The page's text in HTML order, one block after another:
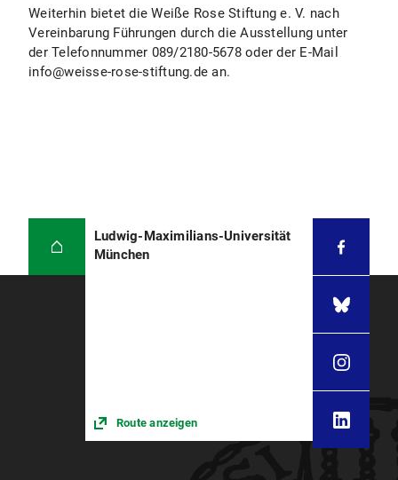
Weiterhin bietet die Weiße Rose Stiftung e. V. nach
Vereinbarung Führungen durch die Ausstellung unter
der Telefonnummer 089/2180-5678 oder der E-Mail
info@weisse-rose-stiftung.de an.
Ludwig-Maximilians-Universität
München
Route anzeigen